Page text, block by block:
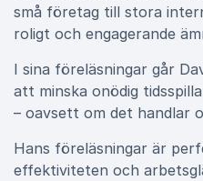
små företag till stora
roligt och engagerande
I sina föreläsningar går
att minska onödig
– oavsett om det handlar
Hans föreläsningar är
effektiviteten och